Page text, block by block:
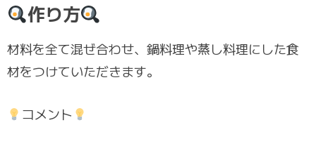
作り方
材料を全て混ぜ合わせ、鍋料理や蒸し料理にした食
材をつけていただきます。
コメント